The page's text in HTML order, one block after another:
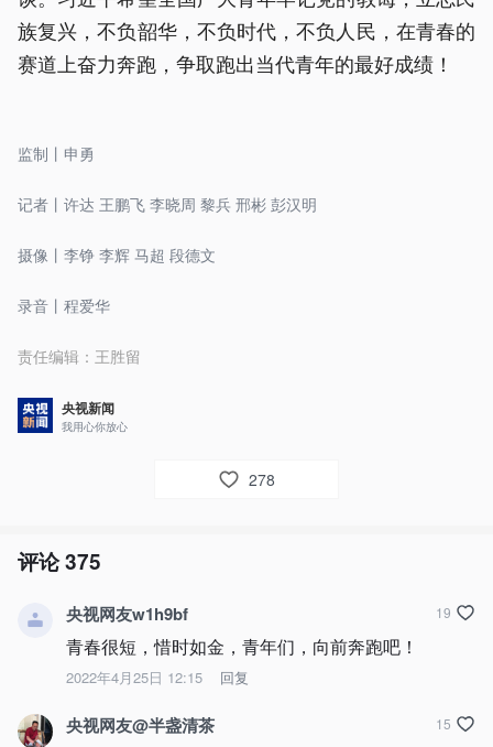
族复兴，不负韶华，不负时代，不负人民，在青春的
赛道上奋力奔跑，争取跑出当代青年的最好成绩！
监制丨申勇
记者丨许达 王鹏飞 李晓周 黎兵 邢彬 彭汉明
摄像丨李铮 李辉 马超 段德文
录音丨程爱华
责任编辑： 王胜留
央视新闻
我用心你放心
278
评论375
央视网友w1h9bf
青春很短，惜时如金，青年们，向前奔跑吧！
2022年4月25日 12:15 回复
19
央视网友@半盏清茶 15